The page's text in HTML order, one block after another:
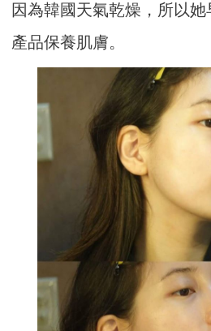
因為韓國天氣乾燥，所以
產品保養肌膚。